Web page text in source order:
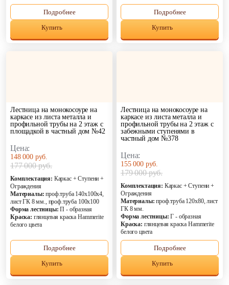
Подробнее
Купить
Подробнее
Купить
Лестница на монокосоуре на
каркасе из листа металла и
профильной трубы на 2 этаж с
площадкой в частный дом №42
Цена:
148 000 руб.
177 000 руб.
Комплектация: Каркас + Ступени +
Ограждения
Материалы: проф.труба 140х100х4,
лист ГК 8 мм., проф.труба 100х100
Форма лестницы: П - образная
Краска: глянцевая краска Hammerite
белого цвета
Подробнее
Купить
Лестница на монокосоуре на
каркасе из листа металла и
профильной трубы на 2 этаж с
забежными ступенями в
частный дом №378
Цена:
155 000 руб.
179 000 руб.
Комплектация: Каркас + Ступени +
Ограждения
Материалы: проф.труба 120х80, лист
ГК 8 мм.
Форма лестницы: Г - образная
Краска: глянцевая краска Hammerite
белого цвета
Подробнее
Купить